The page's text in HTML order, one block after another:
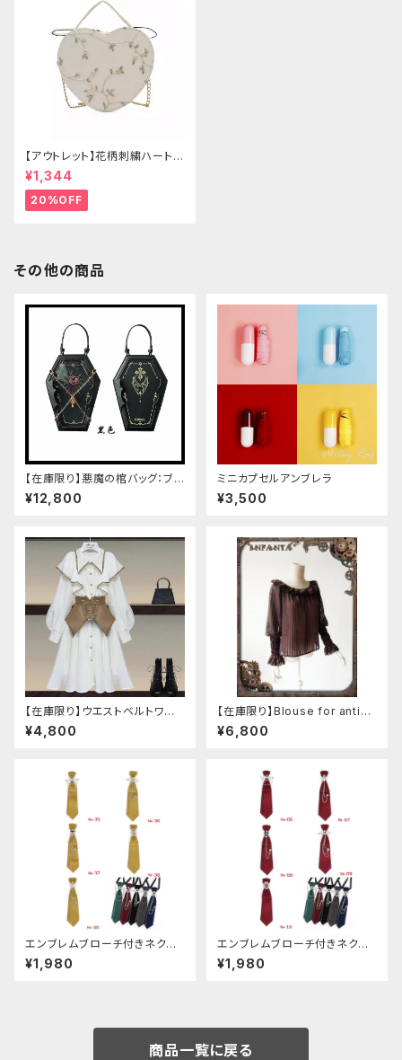
【アウトレット】花柄刺繍ハートバ
ッグ
¥1,344
20%OFF
その他の商品
【在庫限り】悪魔の棺バッグ：ブラ
ック
¥12,800
ミニカプセルアンブレラ
¥3,500
【在庫限り】ウエストベルトワン
ピースセットアップ（Mサイズ
¥4,800
【在庫限り】Blouse for antiqu
e automaton
¥6,800
エンブレムブローチ付きネクタ
イ(イエロー)
¥1,980
エンブレムブローチ付きネクタ
イ(レッド)
¥1,980
商品一覧に戻る